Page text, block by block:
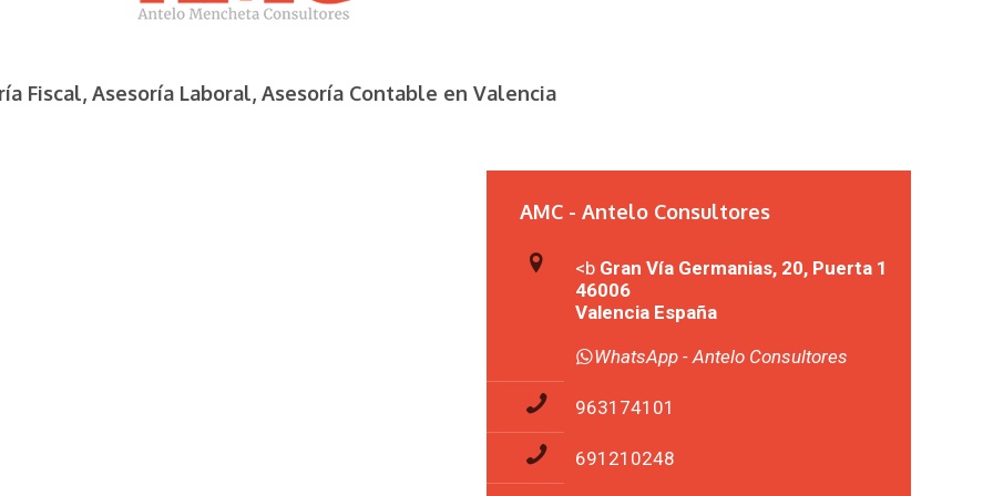
Fiscal, Asesoría Laboral, Asesoría Contable en Valencia
AMC - Antelo Consultores
<b Gran Vía Germanias, 20, Puerta 1
46006
Valencia España
WhatsApp - Antelo Consultores
963174101
691210248